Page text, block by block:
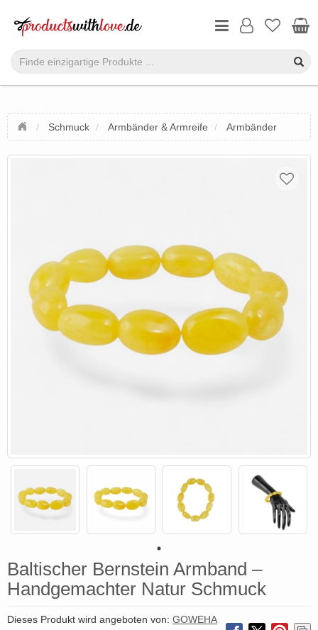
Schmuck Armbänder & Armreife Armbänder
Baltischer Bernstein Armband –
Handgemachter Natur Schmuck
Dieses Produkt wird angeboten von: GOWEHA